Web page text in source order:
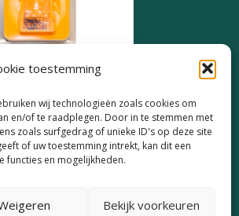
toestemming
wij technologieën zoals cookies om
en/of te raadplegen. Door in te stemmen met
zoals surfgedrag of unieke ID's op deze site
of uw toestemming intrekt, kan dit een
functies en mogelijkheden.
Bekijk voorkeuren
Barbless Size 14